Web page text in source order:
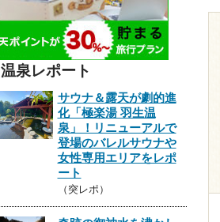
温泉レポート
サウナ＆露天が劇的進
化「極楽湯 羽生温
泉」！リニューアルで
登場のバレルサウナや
女性専用エリアをレポ
ート
（突レポ）